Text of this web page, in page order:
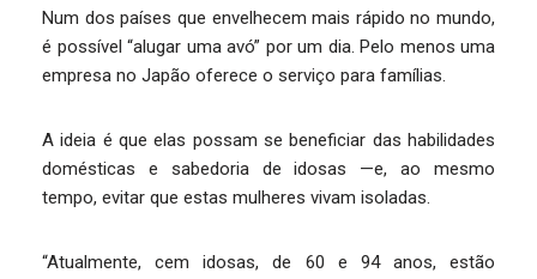
Num dos países que envelhecem mais rápido no mundo,
é possível “alugar uma avó” por um dia. Pelo menos uma
empresa no Japão oferece o serviço para famílias.
A ideia é que elas possam se beneficiar das habilidades
domésticas e sabedoria de idosas —e, ao mesmo
tempo, evitar que estas mulheres vivam isoladas.
“Atualmente, cem idosas, de 60 e 94 anos, estão